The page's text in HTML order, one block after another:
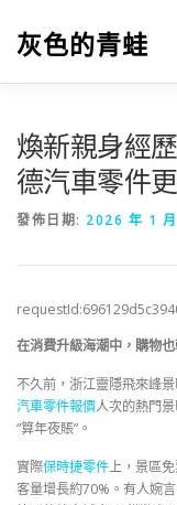
灰色的青蛙
煥新親身經
德汽車零件
發佈日期: 2026 年 1
在消費升級海潮中，購物
不久前，浙江靈隱飛來峰
汽車零件報價人次的熱門
“算年夜賬”。
實際保時捷零件上，景區
客量增長約70%。有人婉